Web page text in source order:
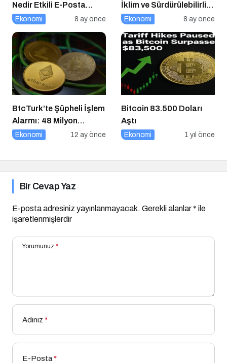
Nedir Etkili E-Posta
Pazarlaması için 10
Ekonomi 8 ay önce
İklim ve Sürdürülebilirlik
Ödülleri’nde “Yılın Geri
Kategorisinde Altın Ödül
Kazandı
Ekonomi 8 ay önce
BtcTurk’te Şüpheli İşlem
Alarmı: 48 Milyon
Dolarlık Çıkış İddiası
Ekonomi 12 ay önce
Bitcoin 83.500 Doları
Aştı
Ekonomi 1 yıl önce
Bir Cevap Yaz
E-posta adresiniz yayınlanmayacak. Gerekli alanlar* ile
işaretlenmişlerdir
Yorumunuz *
Adınız *
E-Posta*